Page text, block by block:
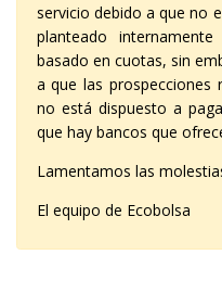
servicio debido a que no
planteado
basado en cuotas, sin
a que las prospecciones
no está dispuesto a
que hay bancos que
Lamentamos las
El equipo de Ecobolsa